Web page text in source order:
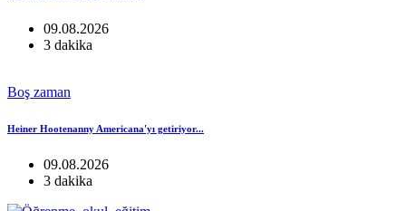
09.08.2026
3 dakika
Boş zaman
Heiner Hootenanny Americana'yı getiriyor...
09.08.2026
3 dakika